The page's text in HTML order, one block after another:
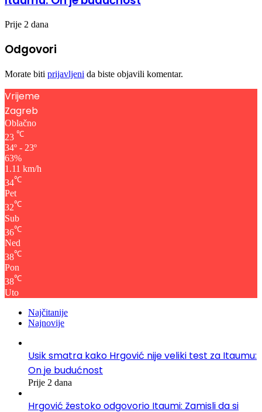
Prije 2 dana
Odgovori
Morate biti prijavljeni da biste objavili komentar.
Vrijeme
Zagreb
Oblačno
23 ℃
34º - 23º
63%
1.11 km/h
34℃
Pet
32℃
Sub
36℃
Ned
38℃
Pon
38℃
Uto
Najčitanije
Najnovije
Usik smatra kako Hrgović nije veliki test za Itaumu:
On je budućnost
Prije 2 dana
Hrgović žestoko odgovorio Itaumi: Zamisli da si